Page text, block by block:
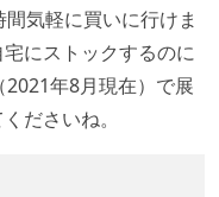
気軽に買いに行けま
にストックするのに
年8月現在）で展
ださいね。